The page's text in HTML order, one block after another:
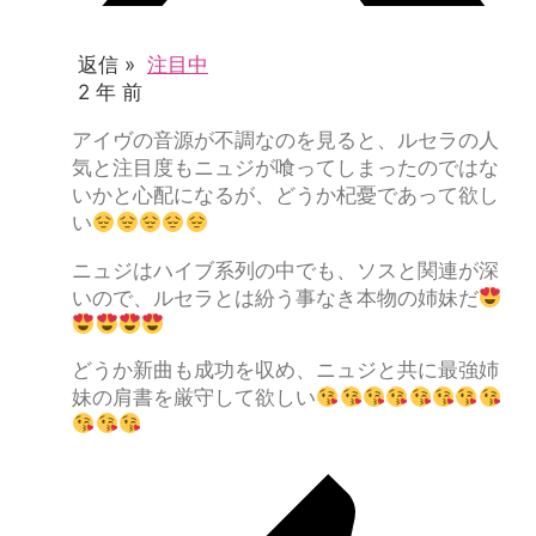
返信 » 注目中
2 年 前
アイヴの音源が不調なのを見ると、ルセラの人
気と注目度もニュジが喰ってしまったのではな
いかと心配になるが、どうか杞憂であって欲し
い
ニュジはハイブ系列の中でも、ソスと関連が深
いので、ルセラとは紛う事なき本物の姉妹だ
どうか新曲も成功を収め、ニュジと共に最強姉
妹の肩書を厳守して欲しい